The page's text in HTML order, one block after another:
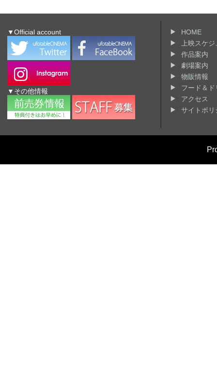
▼Official account
▼その他情報
HOME
上映スケ
作品案内
劇場案内
物販情報
フード＆ド
アクセス
サイトポリ